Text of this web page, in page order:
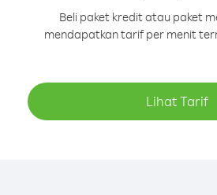
Beli paket kredit atau paket
mendapatkan tarif per menit
Lihat Tarif